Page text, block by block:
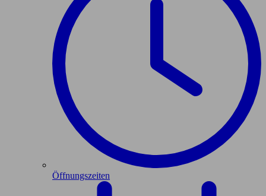
Öffnungszeiten